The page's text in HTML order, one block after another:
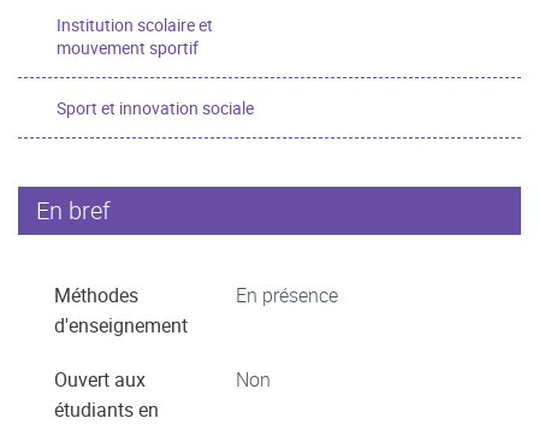
Institution scolaire et
mouvement sportif
Sport et innovation sociale
En bref
Méthodes
d'enseignement
En présence
Ouvert aux
étudiants en
Non